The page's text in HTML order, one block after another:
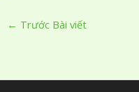
← Trước Bài viết